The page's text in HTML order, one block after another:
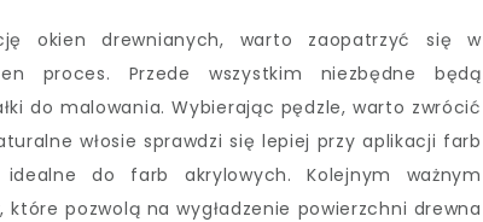
okien drewnianych, warto zaopatrzyć się w
proces. Przede wszystkim niezbędne będą
do malowania. Wybierając pędzle, warto zwrócić
włosie sprawdzi się lepiej przy aplikacji farb
do farb akrylowych. Kolejnym ważnym
pozwolą na wygładzenie powierzchni drewna